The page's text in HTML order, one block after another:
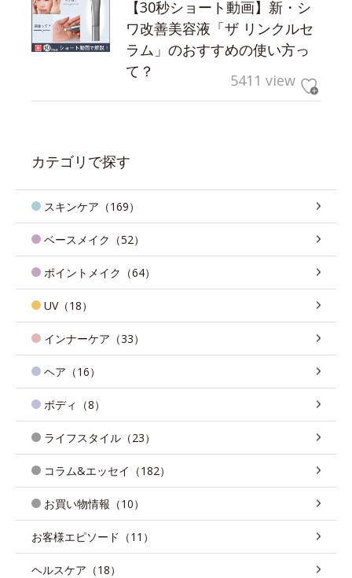
【30秒ショート動画】新・シ
ワ改善美容液「ザ リンクルセ
ラム」のおすすめの使い方っ
て？
5411 view
カテゴリで探す
スキンケア（169）
ベースメイク（52）
ポイントメイク（64）
UV（18）
インナーケア（33）
ヘア（16）
ボディ（8）
ライフスタイル（23）
コラム&エッセイ（182）
お買い物情報（10）
お客様エピソード（11）
ヘルスケア（18）